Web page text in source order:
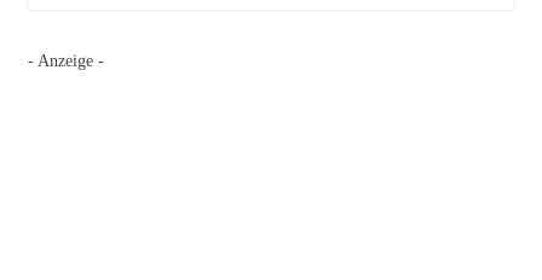
- Anzeige -